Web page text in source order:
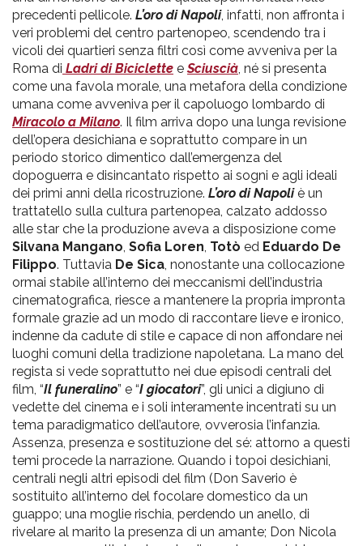
precedenti pellicole. L’oro di Napoli, infatti, non affronta i
veri problemi del centro partenopeo, scendendo tra i
vicoli dei quartieri senza filtri così come avveniva per la
Roma di Ladri di Biciclette eSciuscià, né si presenta
come una favola morale, una metafora della condizione
umana come avveniva per il capoluogo lombardo di
Miracolo a Milano. Il film arriva dopo una lunga revisione
dell’opera desichiana e soprattutto compare in un
periodo storico dimentico dall’emergenza del
dopoguerra e disincantato rispetto ai sogni e agli ideali
dei primi anni della ricostruzione. L’oro di Napoliè un
trattatello sulla cultura partenopea, calzato addosso
alle star che la produzione aveva a disposizione come
Silvana Mangano, Sofia Loren, Totò ed Eduardo De
Filippo. Tuttavia De Sica, nonostante una collocazione
ormai stabile all’interno dei meccanismi dell’industria
cinematografica, riesce a mantenere la propria impronta
formale grazie ad un modo di raccontare lieve e ironico,
indenne da cadute di stile e capace di non affondare nei
luoghi comuni della tradizione napoletana. La mano del
regista si vede soprattutto nei due episodi centrali del
film, “Il funeralino” e “I giocatori”, gli unici a digiuno di
vedette del cinema e i soli interamente incentrati su un
tema paradigmatico dell’autore, ovverosia l’infanzia.
Assenza, presenza e sostituzione del sé: attorno a questi
temi procede la narrazione. Quando i topoi desichiani,
centrali negli altri episodi del film (Don Saverio è
sostituito all’interno del focolare domestico da un
guappo; una moglie rischia, perdendo un anello, di
rivelare al marito la presenza di un amante; Don Nicola